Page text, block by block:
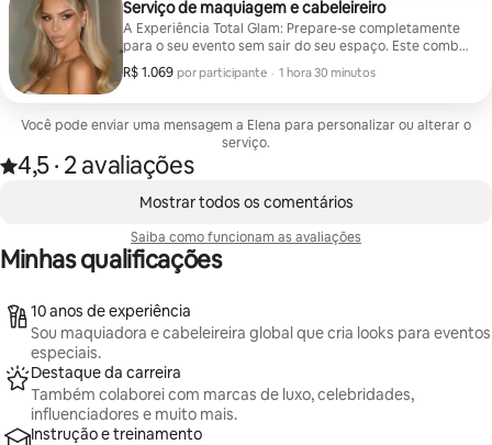
permanecer impecável do dia para a noite. Ideal para
eventos de gala, sessões de fotos ou jantares.
(Observação: o estilo de noiva e de festa de
casamento está sujeito a preços separados).
Serviço de maquiagem e cabeleireiro
A Experiência Total Glam: Prepare-se completamente
para o seu evento sem sair do seu espaço. Este combo
premium inclui uma maquiagem Signature Glam
completa, um secador de cabelo com qualidade de
Usando produtos de alta qualidade, eu ofereço um
visual impecável, coeso e duradouro que brilha nas
fotos e permanece firme a noite toda. (Observação: o
penteado e a maquiagem da noiva/festa de
R$ 1.069 por participante
R$ 1.069 por participante
, · 1 hora 30 minutos
Você pode enviar uma mensagem a Elena para personalizar ou alterar o
serviço.
Avaliado com 4,5 de 5 estrelas, de um total de 2 avaliações
4,5
, · 2 avaliações
Mostrar todos os comentários
Saiba como funcionam as avaliações
Minhas qualificações
10 anos de experiência
Sou maquiadora e cabeleireira global que cria looks para eventos
especiais.
Destaque da carreira
Também colaborei com marcas de luxo, celebridades,
influenciadores e muito mais.
Instrução e treinamento